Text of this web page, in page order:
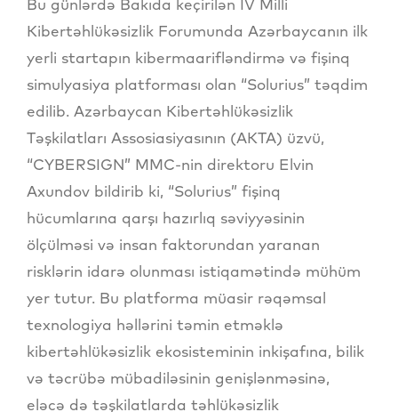
Kibertəhlükəsizlik Forumunda Azərbaycanın ilk
yerli startapın kibermaarifləndirmə və fişinq
simulyasiya platforması olan “Solurius” təqdim
edilib. Azərbaycan Kibertəhlükəsizlik
Təşkilatları Assosiasiyasının (AKTA) üzvü,
“CYBERSIGN” MMC-nin direktoru Elvin
Axundov bildirib ki, “Solurius” fişinq
hücumlarına qarşı hazırlıq səviyyəsinin
ölçülməsi və insan faktorundan yaranan
risklərin idarə olunması istiqamətində mühüm
yer tutur. Bu platforma müasir rəqəmsal
texnologiya həllərini təmin etməklə
kibertəhlükəsizlik ekosisteminin inkişafına, bilik
və təcrübə mübadiləsinin genişlənməsinə,
eləcə də təşkilatlarda təhlükəsizlik